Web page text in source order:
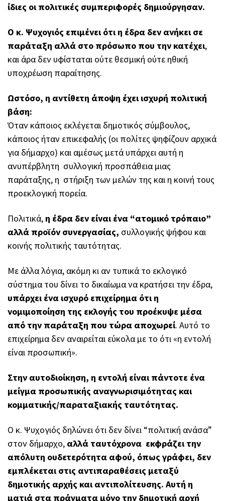
ίδιες οι πολιτικές συμπεριφορές δημιούργησαν.
Ο κ. Ψυχογιός επιμένει ότι η έδρα δεν ανήκει σε
παράταξη αλλά στο πρόσωπο που την κατέχει,
και άρα δεν υφίσταται ούτε θεσμική ούτε ηθική
υποχρέωση παραίτησης.
Ωστόσο, η αντίθετη άποψη έχει ισχυρή πολιτική
βάση:
Όταν κάποιος εκλέγεται δημοτικός σύμβουλος,
κάποιος ήταν επικεφαλής (οι πολίτες ψηφίζουν αρχικά
για δήμαρχο) και αμέσως μετά υπάρχει αυτή η
ανυπέρβλητη συλλογική προσπάθεια μιας
παράταξης, η στήριξη των μελών της και η κοινή τους
προεκλογική πορεία.
Πολιτικά,η έδρα δεν είναι ένα “ατομικό τρόπαιο”
αλλά προϊόν συνεργασίας, συλλογικής ψήφου και
κοινής πολιτικής ταυτότητας.
Με άλλα λόγια, ακόμη κι αν τυπικά το εκλογικό
σύστημα του δίνει το δικαίωμα να κρατήσει την έδρα,
υπάρχει ένα ισχυρό επιχείρημα ότι η
νομιμοποίηση της εκλογής του προέκυψε μέσα
από την παράταξη που τώρα αποχωρεί. Αυτό το
επιχείρημα δεν αναιρείται εύκολα με το ότι «η εντολή
είναι προσωπική».
Στην αυτοδιοίκηση, η εντολή είναι πάντοτε ένα
μείγμα προσωπικής αναγνωρισιμότητας και
κομματικής/παραταξιακής ταυτότητας.
Ο κ. Ψυχογιός δηλώνει ότι δεν δίνει “πολιτική ανάσα”
στον δήμαρχο, αλλά ταυτόχρονα εκφράζει την
απόλυτη ουδετερότητα αφού, όπως γράφει, δεν
εμπλέκεται στις αντιπαραθέσεις μεταξύ
δημοτικής αρχής και αντιπολίτευσης. Αυτή η
ματιά στα πράγματα μόνο την δημοτική αρχή